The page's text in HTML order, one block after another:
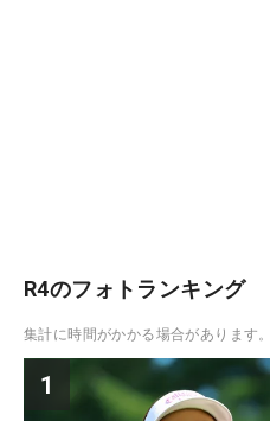
R4のフォトランキング
集計に時間がかかる場合があります。
1